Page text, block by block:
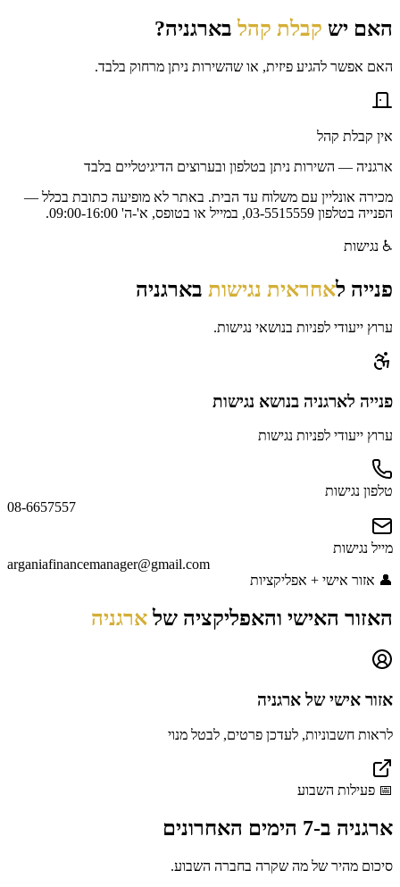
האם יש קבלת קהל בארגניה?
האם אפשר להגיע פיזית, או שהשירות ניתן מרחוק בלבד.
אין קבלת קהל
ארגניה — השירות ניתן בטלפון ובערוצים הדיגיטליים בלבד
מכירה אונליין עם משלוח עד הבית. באתר לא מופיעה כתובת בכלל —
הפנייה בטלפון 03-5515559, במייל או בטופס, א'-ה' 09:00-16:00.
♿ נגישות
פנייה לאחראית נגישות בארגניה
ערוץ ייעודי לפניות בנושאי נגישות.
פנייה לארגניה בנושא נגישות
ערוץ ייעודי לפניות נגישות
טלפון נגישות
08-6657557
מייל נגישות
arganiafinancemanager@gmail.com
👤 אזור אישי + אפליקציות
האזור האישי והאפליקציה של ארגניה
אזור אישי של ארגניה
לראות חשבוניות, לעדכן פרטים, לבטל מנוי
📅 פעילות השבוע
ארגניה ב-7 הימים האחרונים
סיכום מהיר של מה שקרה בחברה השבוע.